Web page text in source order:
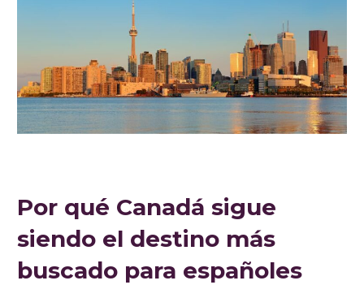
Por qué Canadá sigue
siendo el destino más
buscado para españoles